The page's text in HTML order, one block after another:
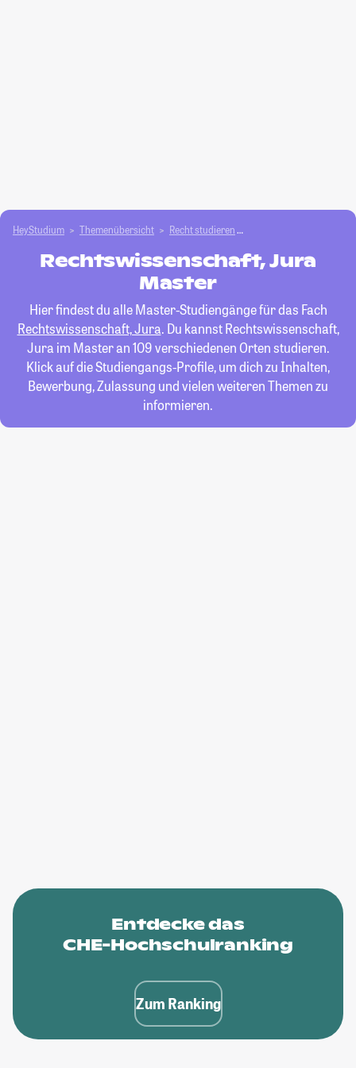
HeyStudium Themenübersicht Recht studieren
Rechtswissenschaft, Jura
Master
Hier findest du alle Master-Studiengänge für das Fach
Rechtswissenschaft, Jura. Du kannst Rechtswissenschaft,
Jura im Master an 109 verschiedenen Orten studieren.
Klick auf die Studiengangs-Profile, um dich zu Inhalten,
Bewerbung, Zulassung und vielen weiteren Themen zu
informieren.
Entdecke das
CHE-Hochschulranking
Zum Ranking